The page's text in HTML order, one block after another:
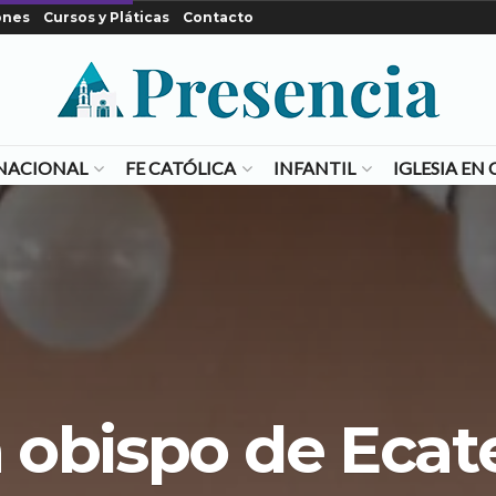
Cursos y Pláticas Contacto
FE CATÓLICA INFANTIL IGLESIA
obispo de